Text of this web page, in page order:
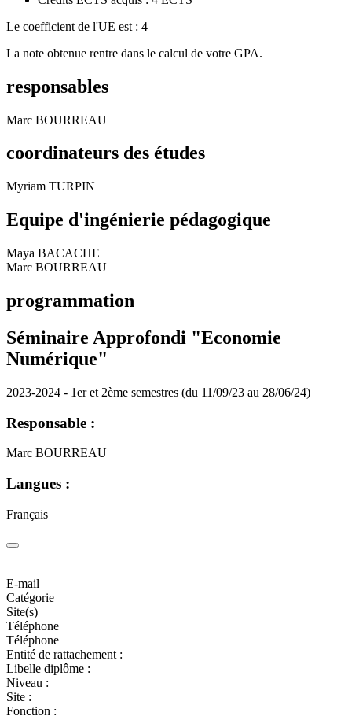
Le coefficient de l'UE est : 4
La note obtenue rentre dans le calcul de votre GPA.
responsables
Marc BOURREAU
coordinateurs des études
Myriam TURPIN
Equipe d'ingénierie pédagogique
Maya BACACHE
Marc BOURREAU
programmation
Séminaire Approfondi "Economie
Numérique"
2023-2024 - 1er et 2ème semestres (du 11/09/23 au 28/06/24)
Responsable :
Marc BOURREAU
Langues :
Français
E-mail
Catégorie
Site(s)
Téléphone
Téléphone
Entité de rattachement :
Libelle diplôme :
Niveau :
Site :
Fonction :